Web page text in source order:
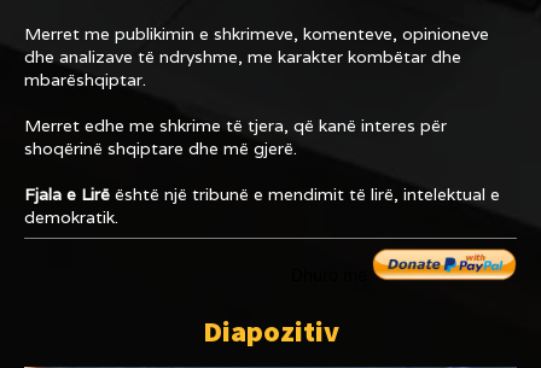
Merret me publikimin e shkrimeve, komenteve, opinioneve
dhe analizave të ndryshme, me karakter kombëtar dhe
mbarëshqiptar.
Merret edhe me shkrime të tjera, që kanë interes për
shoqërinë shqiptare dhe më gjerë.
Fjala e Lirë është një tribunë e mendimit të lirë, intelektual e
demokratik.
Diapozitiv